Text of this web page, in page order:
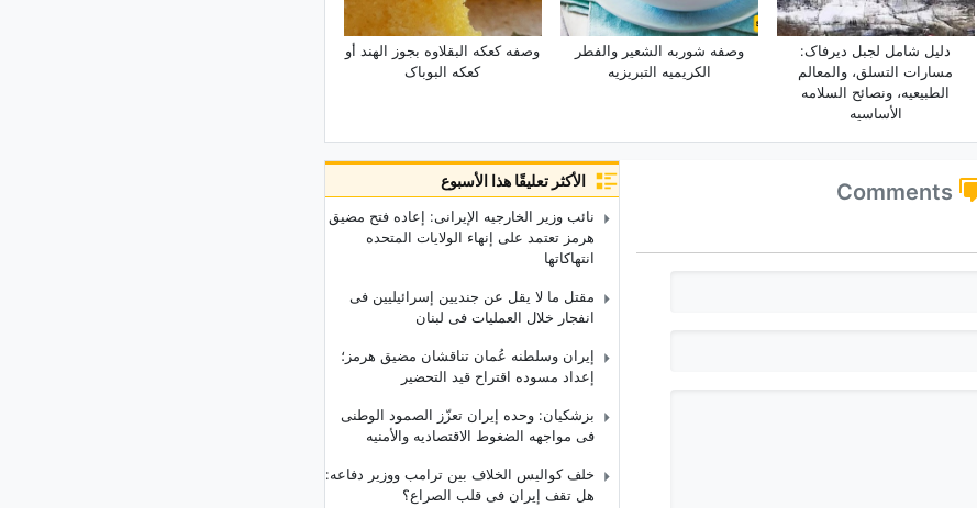
دلیل شامل لجبل دیرفاک:
مسارات التسلق، والمعالم
الطبیعیه، ونصائح السلامه
الأساسیه
وصفه شوربه الشعیر والفطر
الکریمیه التبریزیه
وصفه کعکه البقلاوه بجوز الهند أو
کعکه البوباک
الأكثر تعليقًا هذا الأسبوع
نائب وزیر الخارجیه الإیرانی: إعاده فتح مضیق
هرمز تعتمد على إنهاء الولایات المتحده
انتهاکاتها
مقتل ما لا یقل عن جندیین إسرائیلیین فی
انفجار خلال العملیات فی لبنان
إیران وسلطنه عُمان تناقشان مضیق هرمز؛
إعداد مسوده اقتراح قید التحضیر
بزشکیان: وحده إیران تعزّز الصمود الوطنی
فی مواجهه الضغوط الاقتصادیه والأمنیه
خلف کوالیس الخلاف بین ترامب ووزیر دفاعه:
هل تقف إیران فی قلب الصراع؟